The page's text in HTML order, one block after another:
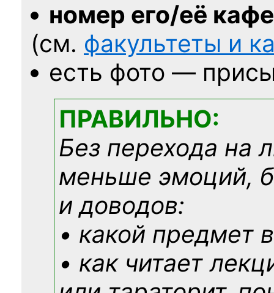
номер его/её
(см. факультеты и
есть фото —
ПРАВИЛЬНО:
Без перехода на
меньше эмоций,
и доводов:
• какой предмет
• как читает